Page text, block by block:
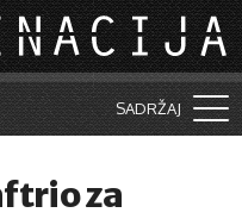
SADRŽAJ
za